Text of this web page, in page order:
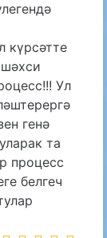
күрсәтте
Ул
генә
та
процесс
белгеч